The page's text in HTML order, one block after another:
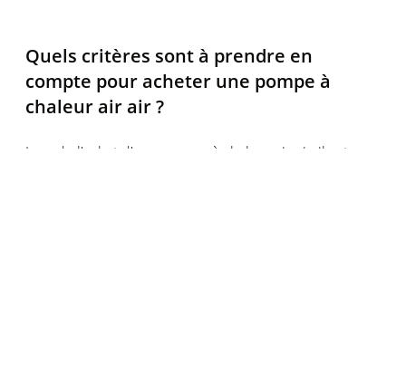
Quels critères sont à prendre en
compte pour acheter une pompe à
chaleur air air ?
Lors de l'achat d'une pompe à chaleur air-air, il est